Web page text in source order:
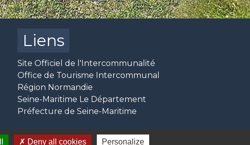
Liens
Site Officiel de l'Intercommunalité
Office de Tourisme Intercommunal
Région Normandie
Seine-Maritime Le Département
Préfecture de Seine-Maritime
Deny all cookies Personalize